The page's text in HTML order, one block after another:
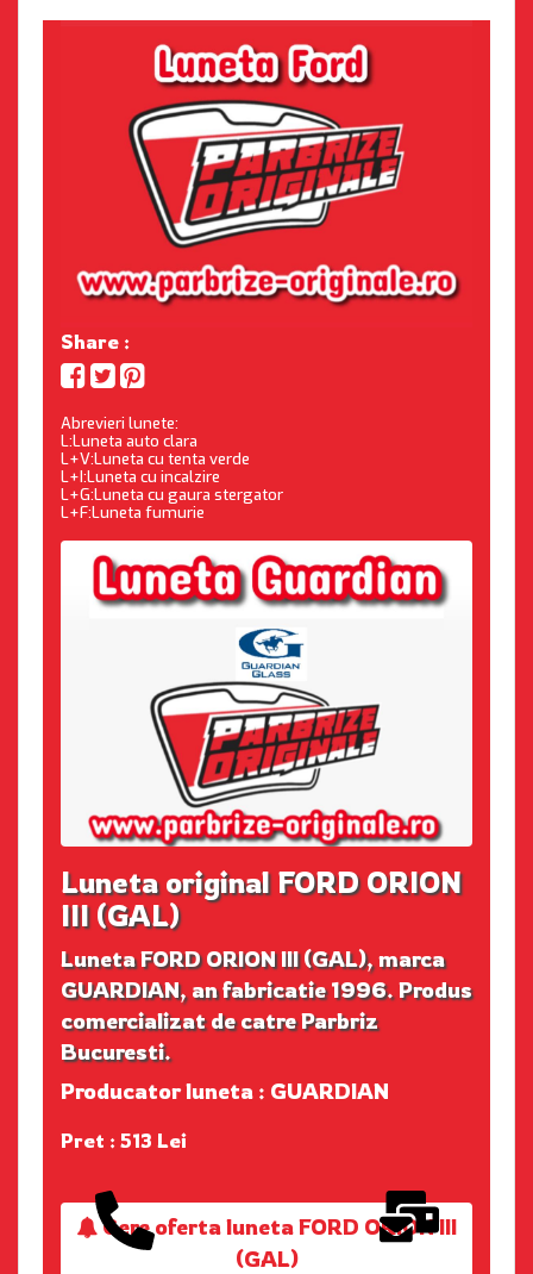
Share :
Abrevieri lunete:
L:Luneta auto clara
L+V:Luneta cu tenta verde
L+I:Luneta cu incalzire
L+G:Luneta cu gaura stergator
L+F:Luneta fumurie
Luneta original FORD ORION
III (GAL)
Luneta FORD ORION III (GAL), marca
GUARDIAN, an fabricatie 1996. Produs
comercializat de catre Parbriz
Bucuresti.
Producator luneta : GUARDIAN
Pret : 513 Lei
Cere oferta luneta FORD ORION III
(GAL)